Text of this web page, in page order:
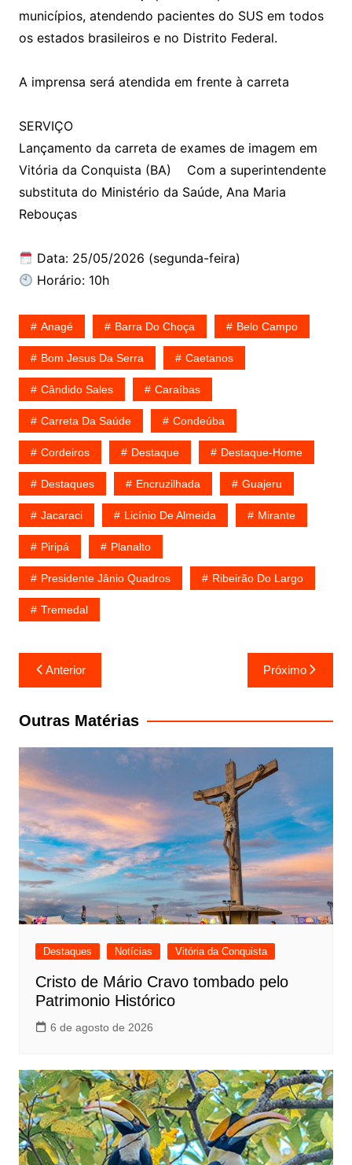
municípios, atendendo pacientes do SUS em todos
os estados brasileiros e no Distrito Federal.
A imprensa será atendida em frente à carreta
SERVIÇO
Lançamento da carreta de exames de imagem em
Vitória da Conquista (BA) Com a superintendente
substituta do Ministério da Saúde, Ana Maria
Rebouças
Data: 25/05/2026 (segunda-feira)
Horário: 10h
Anagé Barra Do Choça Belo Campo
Bom Jesus Da Serra Caetanos
Cândido Sales Caraíbas
Carreta Da Saúde Condeúba
Cordeiros Destaque Destaque-Home
Destaques Encruzilhada Guajeru
Jacaraci Licínio De Almeida Mirante
Piripá Planalto
Presidente Jânio Quadros Ribeirão Do Largo
Tremedal
Navegação
de
Post
Anterior Próximo
Outras Matérias
Destaques Notícias Vitória da Conquista
Cristo de Mário Cravo tombado pelo
Patrimonio Histórico
6 de agosto de 2026